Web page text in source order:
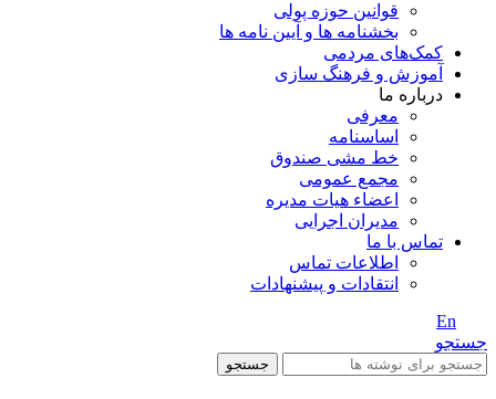
قوانین حوزه پولی
بخشنامه ها و آیین نامه ها
کمک‌های مردمی
آموزش و فرهنگ سازی
درباره ما
معرفی
اساسنامه
خط مشی صندوق
مجمع عمومی
اعضاء هیات مدیره
مدیران اجرایی
تماس با ما
اطلاعات تماس
انتقادات و پیشنهادات
En
جستجو
جستجو